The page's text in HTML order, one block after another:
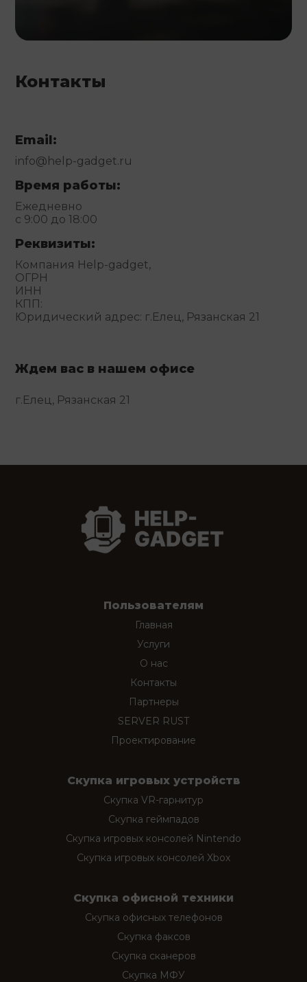
Контакты
Email:
info@help-gadget.ru
Время работы:
Ежедневно
с 9:00 до 18:00
Реквизиты:
Компания Help-gadget,
ОГРН
ИНН
КПП:
Юридический адрес: г.Елец, Рязанская 21
Ждем вас в нашем офисе
г.Елец, Рязанская 21
Пользователям
Главная
Услуги
О нас
Контакты
Партнеры
SERVER RUST
Проектирование
Скупка игровых устройств
Скупка VR-гарнитур
Скупка геймпадов
Скупка игровых консолей Nintendo
Скупка игровых консолей Xbox
Скупка офисной техники
Скупка офисных телефонов
Скупка факсов
Скупка сканеров
Скупка МФУ